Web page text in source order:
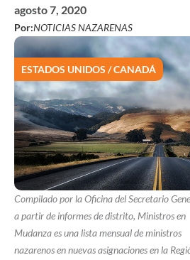
agosto 7, 2020
Por:NOTICIAS NAZARENAS
ESTADOS UNIDOS / CANADÁ
Compilado por la Oficina del Secretario
a partir de informes de distrito, Ministros en
Mudanza es una lista mensual de ministros
nazarenos en nuevas asignaciones en la